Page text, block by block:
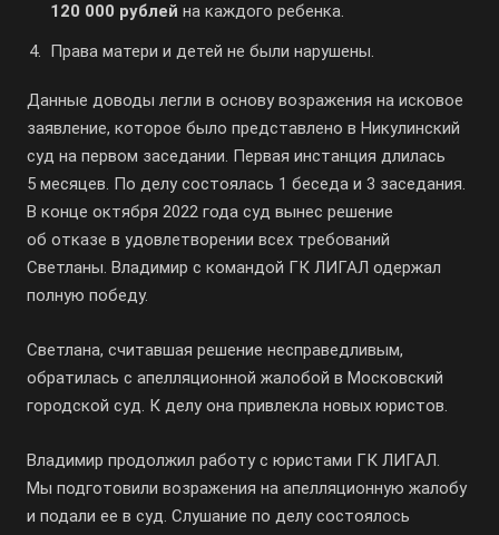
120 000 рублей на каждого ребенка.
Права матери и детей не были нарушены.
Данные доводы легли в основу возражения на исковое
заявление, которое было представлено в Никулинский
суд на первом заседании. Первая инстанция длилась
5 месяцев. По делу состоялась 1 беседа и 3 заседания.
В конце октября 2022 года суд вынес решение
об отказе в удовлетворении всех требований
Светланы. Владимир с командой ГК ЛИГАЛ одержал
полную победу.
Светлана, считавшая решение несправедливым,
обратилась с апелляционной жалобой в Московский
городской суд. К делу она привлекла новых юристов.
Владимир продолжил работу с юристами ГК ЛИГАЛ.
Мы подготовили возражения на апелляционную жалобу
и подали ее в суд. Слушание по делу состоялось